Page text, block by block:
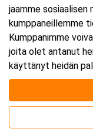
Lisää
jaamme sosiaalisen
kumppaneillemme
Kumppanimme
joita olet antanut
käyttänyt heidän